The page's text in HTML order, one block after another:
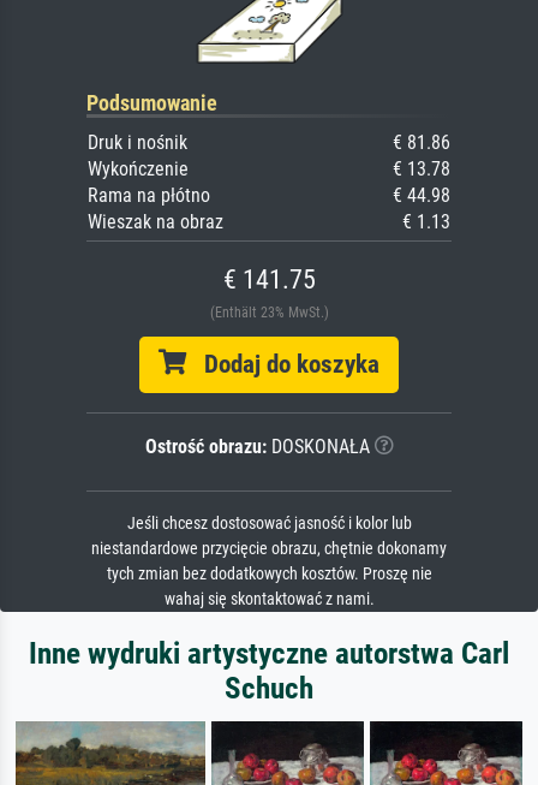
Podsumowanie
Druk i nośnik
€ 81.86
Wykończenie
€ 13.78
Rama na płótno
€ 44.98
Wieszak na obraz
€ 1.13
€ 141.75
(Enthält 23% MwSt.)
Dodaj do koszyka
Ostrość obrazu:DOSKONAŁA
Jeśli chcesz dostosować jasność i kolor lub
niestandardowe przycięcie obrazu, chętnie dokonamy
tych zmian bez dodatkowych kosztów. Proszę nie
wahaj się skontaktować z nami.
Inne wydruki artystyczne autorstwa Carl
Schuch